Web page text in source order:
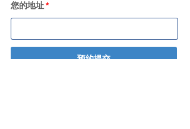
您的地址 *
预约提交